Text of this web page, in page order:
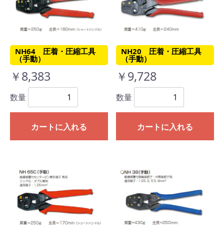
NH64 圧着・圧縮工具
（手動）
￥8,383
数量
カートに入れる
NH20 圧着・圧縮工具
（手動）
￥9,728
数量
カートに入れる